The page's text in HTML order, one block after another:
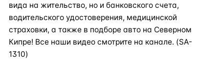
вида на жительство, но и банковского счета,
водительского удостоверения, медицинской
страховки, а также в подборе авто на Северном
Кипре! Все наши видео смотрите на канале. (SA-
1310)